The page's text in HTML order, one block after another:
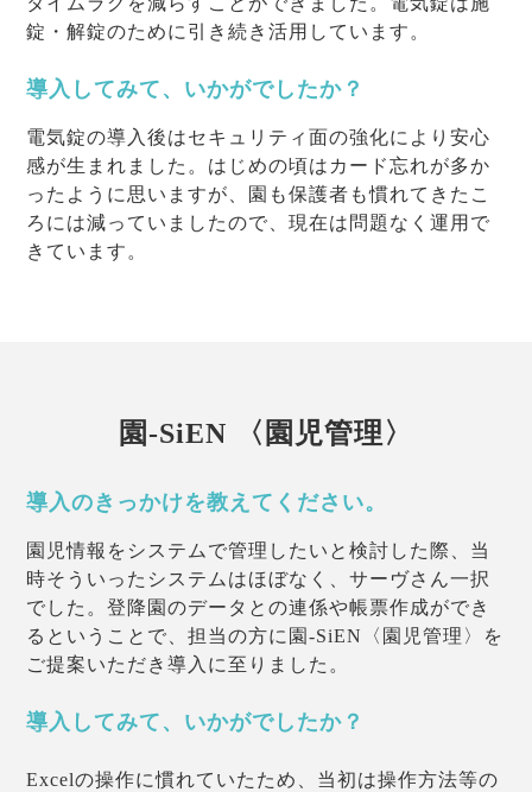
錠・解錠のために引き続き活用しています。
導入してみて、いかがでしたか？
電気錠の導入後はセキュリティ面の強化により安心
感が生まれました。はじめの頃はカード忘れが多か
ったように思いますが、園も保護者も慣れてきたこ
ろには減っていましたので、現在は問題なく運用で
きています。
園-SiEN 〈園児管理〉
導入のきっかけを教えてください。
園児情報をシステムで管理したいと検討した際、当
時そういったシステムはほぼなく、サーヴさん一択
でした。登降園のデータとの連係や帳票作成ができ
るということで、担当の方に園-SiEN〈園児管理〉を
ご提案いただき導入に至りました。
導入してみて、いかがでしたか？
Excelの操作に慣れていたため、当初は操作方法等の